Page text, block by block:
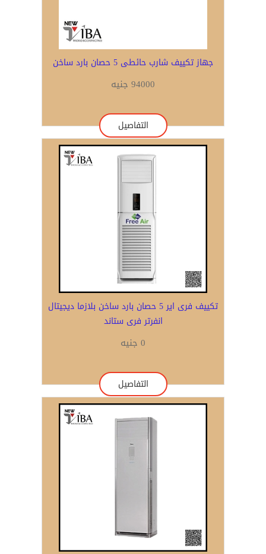
جهاز تكييف شارب حائطى 5 حصان بارد ساخن
94000 جنيه
التفاصيل
تكييف فرى اير 5 حصان بارد ساخن بلازما ديجيتال
انفرتر فرى ستاند
0 جنيه
التفاصيل